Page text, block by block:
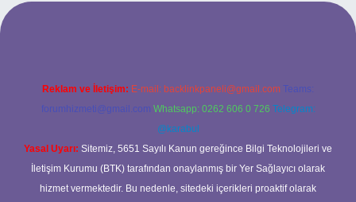
bahis sitesi
Reklam ve İletişim: E-mail: backlinkpaneli@gmail.com Teams:
forumhizmeti@gmail.com Whatsapp: 0262 606 0 726 Telegram:
@karabul
Yasal Uyarı: Sitemiz, 5651 Sayılı Kanun gereğince Bilgi Teknolojileri ve
İletişim Kurumu (BTK) tarafından onaylanmış bir Yer Sağlayıcı olarak
hizmet vermektedir. Bu nedenle, sitedeki içerikleri proaktif olarak